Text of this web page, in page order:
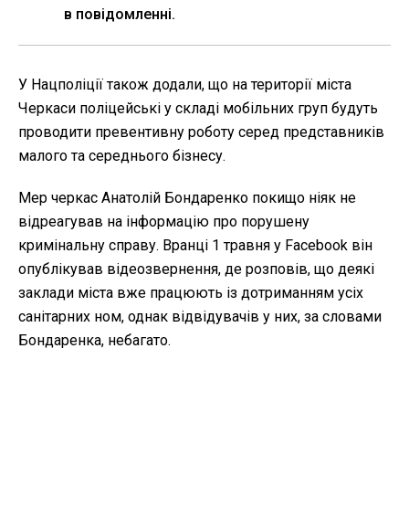
в повідомленні.
У Нацполіції також додали, що на території міста
Черкаси поліцейські у складі мобільних груп будуть
проводити превентивну роботу серед представників
малого та середнього бізнесу.
Мер черкас Анатолій Бондаренко покищо ніяк не
відреагував на інформацію про порушену
кримінальну справу. Вранці 1 травня у Facebook він
опублікував відеозвернення, де розповів, що деякі
заклади міста вже працюють із дотриманням усіх
санітарних ном, однак відвідувачів у них, за словами
Бондаренка, небагато.